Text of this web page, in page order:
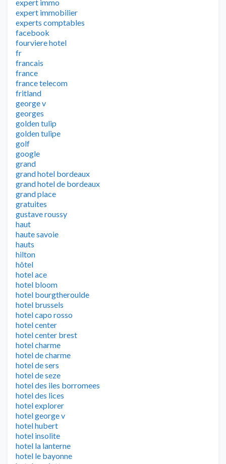
expert immo
expert immobilier
experts comptables
facebook
fourviere hotel
fr
francais
france
france telecom
fritland
george v
georges
golden tulip
golden tulipe
golf
google
grand
grand hotel bordeaux
grand hotel de bordeaux
grand place
gratuites
gustave roussy
haut
haute savoie
hauts
hilton
hôtel
hotel ace
hotel bloom
hotel bourgtheroulde
hotel brussels
hotel capo rosso
hotel center
hotel center brest
hotel charme
hotel de charme
hotel de sers
hotel de seze
hotel des iles borromees
hotel des lices
hotel explorer
hotel george v
hotel hubert
hotel insolite
hotel la lanterne
hotel le bayonne